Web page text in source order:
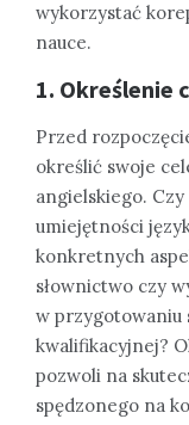
wykorzystać
nauce.
1. Określenie
Przed
określić swoje
angielskiego.
umiejętności
konkretnych
słownictwo czy
w przygotowaniu
kwalifikacyjnej?
pozwoli na
spędzonego na